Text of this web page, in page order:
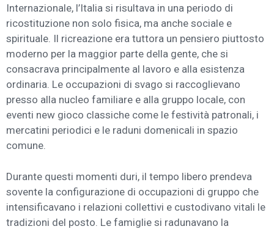
Internazionale, l’Italia si risultava in una periodo di
ricostituzione non solo fisica, ma anche sociale e
spirituale. Il ricreazione era tuttora un pensiero piuttosto
moderno per la maggior parte della gente, che si
consacrava principalmente al lavoro e alla esistenza
ordinaria. Le occupazioni di svago si raccoglievano
presso alla nucleo familiare e alla gruppo locale, con
eventi new gioco classiche come le festività patronali, i
mercatini periodici e le raduni domenicali in spazio
comune.
Durante questi momenti duri, il tempo libero prendeva
sovente la configurazione di occupazioni di gruppo che
intensificavano i relazioni collettivi e custodivano vitali le
tradizioni del posto. Le famiglie si radunavano la